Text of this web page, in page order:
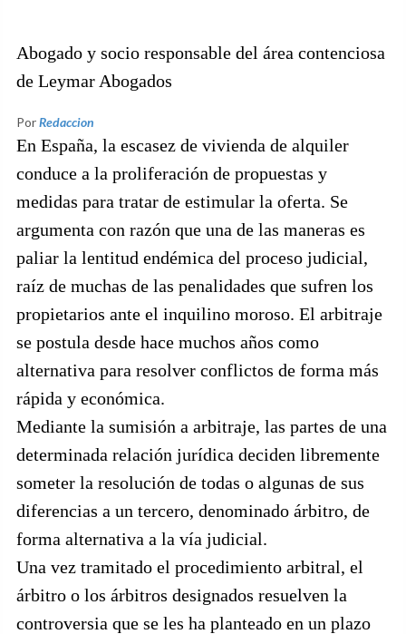
Abogado y socio responsable del área contenciosa
de Leymar Abogados
PorRedaccion
En España, la escasez de vivienda de alquiler
conduce a la proliferación de propuestas y
medidas para tratar de estimular la oferta. Se
argumenta con razón que una de las maneras es
paliar la lentitud endémica del proceso judicial,
raíz de muchas de las penalidades que sufren los
propietarios ante el inquilino moroso. El arbitraje
se postula desde hace muchos años como
alternativa para resolver conflictos de forma más
rápida y económica.
Mediante la sumisión a arbitraje, las partes de una
determinada relación jurídica deciden libremente
someter la resolución de todas o algunas de sus
diferencias a un tercero, denominado árbitro, de
forma alternativa a la vía judicial.
Una vez tramitado el procedimiento arbitral, el
árbitro o los árbitros designados resuelven la
controversia que se les ha planteado en un plazo